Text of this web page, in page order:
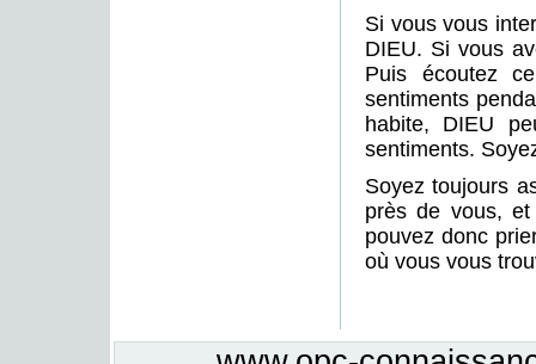
Si vous vous
DIEU. Si vous
Puis écoutez
sentiments
habite, DIEU
sentiments.
Soyez toujours
près de vous,
pouvez donc
où vous vous